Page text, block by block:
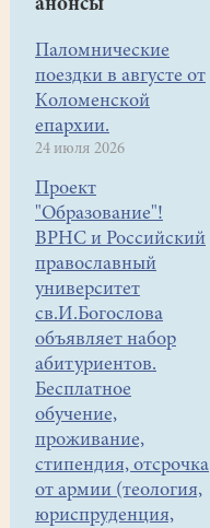
анонсы
Паломнические
поездки в августе от
Коломенской
епархии.
24 июля 2026
Проект
"Образование"!
ВРНС и Российский
православный
университет
св.И.Богослова
объявляет набор
абитуриентов.
Бесплатное
обучение,
проживание,
стипендия, отсрочка
от армии (теология,
юриспруденция,